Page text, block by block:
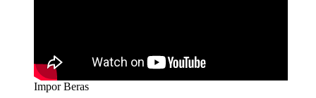
Impor Beras